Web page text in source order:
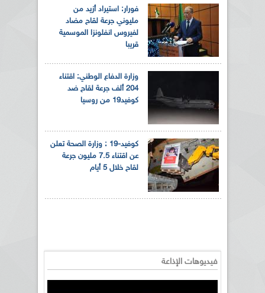
فورار: استيراد أزيد من
مليوني جرعة لقاح مضاد
لفيروس انفلونزا الموسمية
قريبا
وزارة الدفاع الوطني: اقتناء
204 ألف جرعة لقاح ضد
كوفيد19 من روسيا
كوفيد-19 : وزارة الصحة تعلن
عن اقتناء 7.5 مليون جرعة
لقاح خلال 5 أيام
فيديوهات الإذاعة